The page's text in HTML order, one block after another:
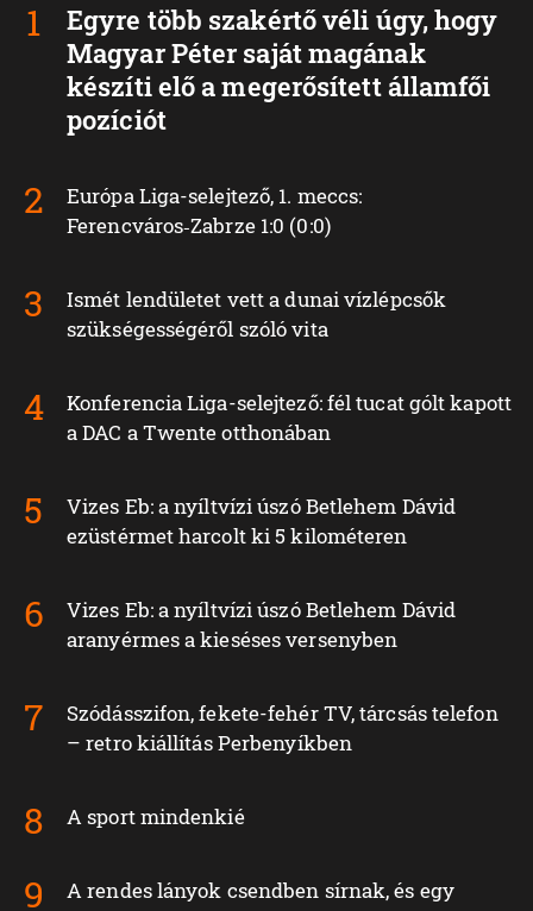
Egyre több szakértő véli úgy, hogy
Magyar Péter saját magának
készíti elő a megerősített államfői
pozíciót
Európa Liga-selejtező, 1. meccs:
Ferencváros‑Zabrze 1:0 (0:0)
Ismét lendületet vett a dunai vízlépcsők
szükségességéről szóló vita
Konferencia Liga-selejtező: fél tucat gólt kapott
a DAC a Twente otthonában
Vizes Eb: a nyíltvízi úszó Betlehem Dávid
ezüstérmet harcolt ki 5 kilométeren
Vizes Eb: a nyíltvízi úszó Betlehem Dávid
aranyérmes a kieséses versenyben
Szódásszifon, fekete-fehér TV, tárcsás telefon
– retro kiállítás Perbenyíkben
A sport mindenkié
A rendes lányok csendben sírnak, és egy